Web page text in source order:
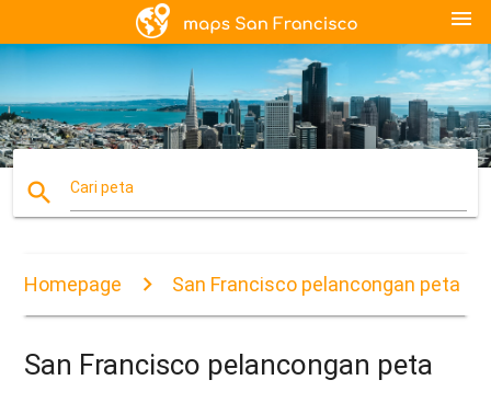
menu
search Cari peta
Homepage San Francisco pelancongan peta
San Francisco pelancongan peta